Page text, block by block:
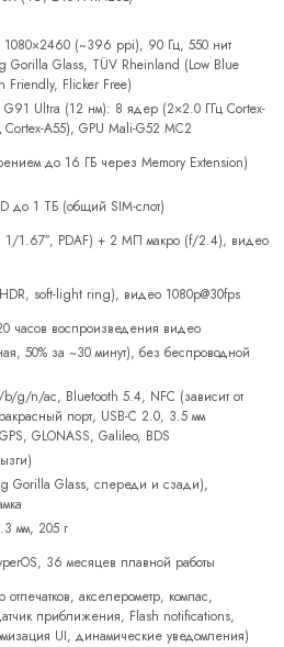
1080×2460 (~396 ppi), 90 Гц, 550 нит
Gorilla Glass, TÜV Rheinland (Low Blue
Friendly, Flicker Free)
G91 Ultra (12 нм): 8 ядер (2×2.0 ГГц Cortex-
A55), GPU Mali-G52 MC2
до 16 ГБ через Memory Extension)
до 1 ТБ (общий SIM-слот)
1.67″, PDAF) + 2 МП макро (f/2.4), видео
soft-light ring), видео 1080p@30fps
часов воспроизведения видео
50% за ~30 минут), без беспроводной
g/n/ac, Bluetooth 5.4, NFC (зависит от
порт, USB-C 2.0, 3.5 мм
GLONASS, Galileo, BDS
Gorilla Glass, спереди и сзади),
мм, 205 г
36 месяцев плавной работы
отпечатков, акселерометр, компас,
приближения, Flash notifications,
UI, динамические уведомления)